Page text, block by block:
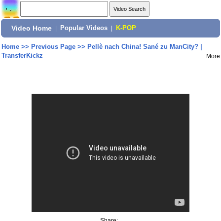
Video Home Popular Videos K-POP
Home>> Previous Page>> Pellè nach China! Sané zu ManCity? |
TransferKickz
More